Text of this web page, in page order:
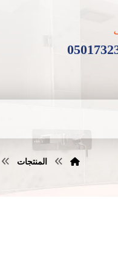
المنتجات